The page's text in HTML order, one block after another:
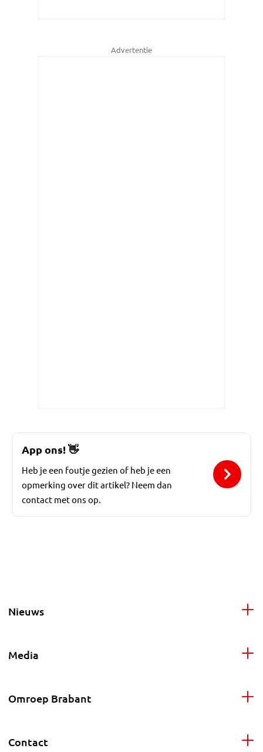
Advertentie
App ons! 👋
Heb je een foutje gezien of heb je een
opmerking over dit artikel? Neem dan
contact met ons op.
Nieuws
Media
Omroep Brabant
Contact